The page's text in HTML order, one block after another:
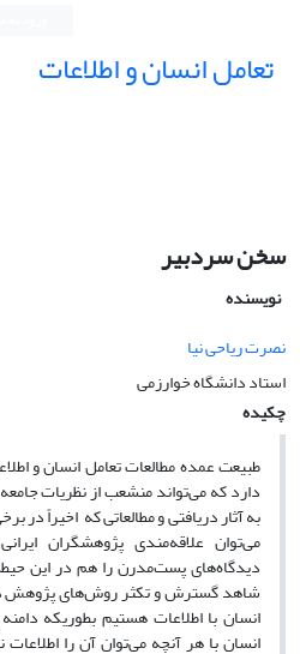
تعامل انسان و اطلاعات
سخن سردبیر
نویسنده
نصرت ریاحی نیا
استاد دانشگاه خوارزمی
چکیده
طبیعت عمده مطالعات تعامل انسان و
دارد که می‌تواند منشعب از نظریات
به آثار دریافتی و مطالعاتی که اخیراً
می‌توان علاقه‌مندی پژوهشگران
دیدگاه‌های پست‌مدرن را هم در این
شاهد گسترش و تکثر روش‌های پژوهش
انسان با اطلاعات هستیم بطوریکه
انسان با هر آنچه می‌توان آن را